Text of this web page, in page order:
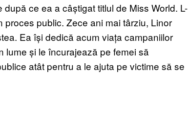
ce ea a câștigat titlul de Miss World. L-
public. Zece ani mai târziu, Linor
Ea își dedică acum viața campaniilor
lume și le încurajează pe femei să
atât pentru a le ajuta pe victime să se